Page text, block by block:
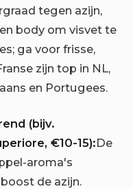
tegen azijn,
body om visvet te
ga voor frisse,
zijn top in NL,
en Portugees.
(bijv.
€10-15):De
aroma's
de azijn.